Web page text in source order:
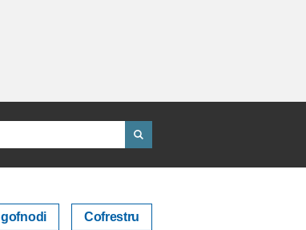
Cofrestru